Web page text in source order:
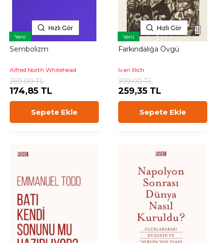
Hızlı Gör
Yeni
Sembolizm
Alfred North Whitehead
269,00 TL
174,85 TL
Sepete Ekle
Hızlı Gör
Yeni
Farkındalığa Övgü
Ivan Illich
399,00 TL
259,35 TL
Sepete Ekle